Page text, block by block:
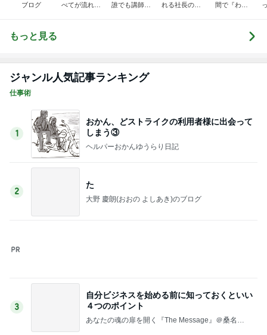
ブログ
べてが流れ込
誰でも講師ブ
れる社長のブ
間で『わた
もっと見る
ジャンル人気記事ランキング
仕事術
1
おかん、どストライクの利用者様に出会って
しまう③
ヘルパーおかんゆうらり日記
2
た
大野 慶朗(おおの よしあき)のブログ
3
自分ビジネスを始める前に知っておくといい
４つのポイント
あなたの魂の扉を開く『The Message』＠桑名正